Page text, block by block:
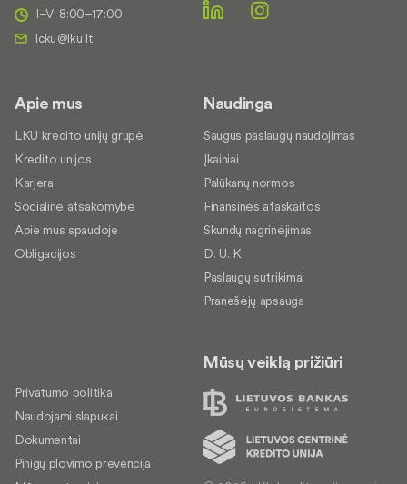
I–V: 8:00–17:00
Apie mus
LKU kredito unijų grupė
Kredito unijos
Karjera
Socialinė atsakomybė
Apie mus spaudoje
Obligacijos
Naudinga
Saugus paslaugų naudojimas
Įkainiai
Palūkanų normos
Finansinės ataskaitos
Skundų nagrinėjimas
D. U. K.
Paslaugų sutrikimai
Pranešėjų apsauga
Privatumo politika
Naudojami slapukai
Dokumentai
Pinigų plovimo prevencija
Mūsų veiklą prižiūri